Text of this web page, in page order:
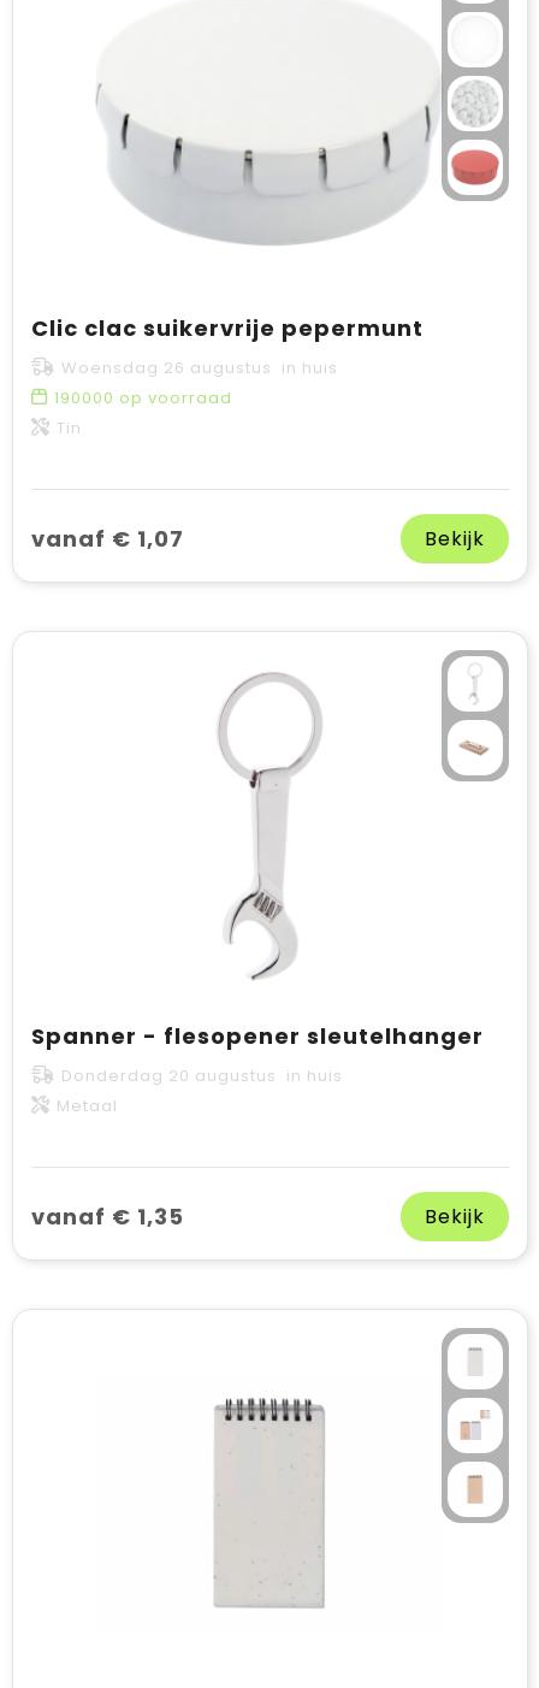
Clic clac suikervrije pepermunt
Woensdag 26 augustus in huis
190000 op voorraad
Tin
vanaf € 1,07 Bekijk
Spanner - flesopener sleutelhanger
Donderdag 20 augustus in huis
Metaal
vanaf € 1,35 Bekijk